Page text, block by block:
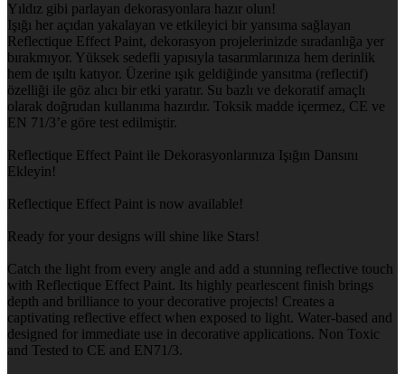
Yıldız gibi parlayan dekorasyonlara hazır olun!
Işığı her açıdan yakalayan ve etkileyici bir yansıma sağlayan
Reflectique Effect Paint, dekorasyon projelerinizde sıradanlığa yer
bırakmıyor. Yüksek sedefli yapısıyla tasarımlarınıza hem derinlik
hem de ışıltı katıyor. Üzerine ışık geldiğinde yansıtma (reflectif)
özelliği ile göz alıcı bir etki yaratır. Su bazlı ve dekoratif amaçlı
olarak doğrudan kullanıma hazırdır. Toksik madde içermez, CE ve
EN 71/3’e göre test edilmiştir.
Reflectique Effect Paint ile Dekorasyonlarınıza Işığın Dansını
Ekleyin!
Reflectique Effect Paint is now available!
Ready for your designs will shine like Stars!
Catch the light from every angle and add a stunning reflective touch
with Reflectique Effect Paint. Its highly pearlescent finish brings
depth and brilliance to your decorative projects! Creates a
captivating reflective effect when exposed to light. Water-based and
designed for immediate use in decorative applications. Non Toxic
and Tested to CE and EN71/3.